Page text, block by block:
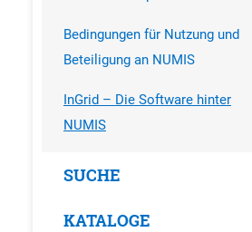
Bedingungen für Nutzung und
Beteiligung an NUMIS
InGrid – Die Software hinter
NUMIS
SUCHE
KATALOGE